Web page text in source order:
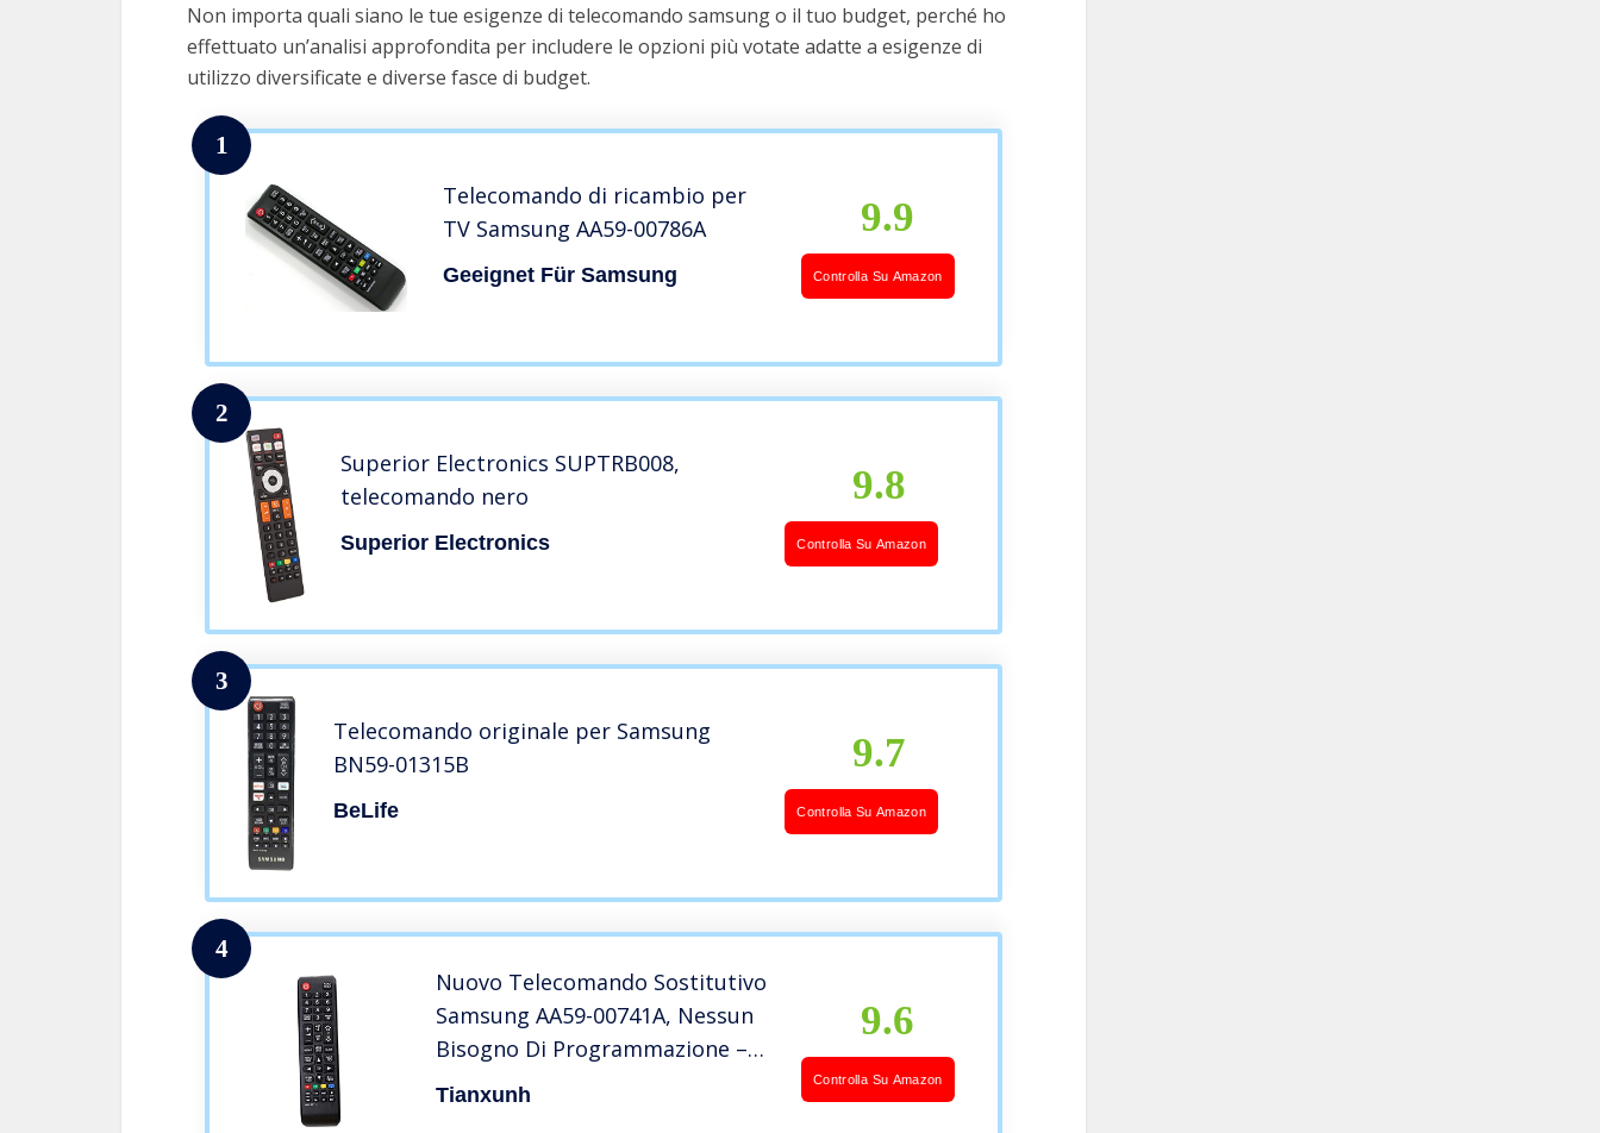
Non importa quali siano le tue esigenze di telecomando samsung o il tuo budget, perché ho
effettuato un’analisi approfondita per includere le opzioni più votate adatte a esigenze di
utilizzo diversificate e diverse fasce di budget.
1
Telecomando di ricambio per
TV Samsung AA59-00786A
Geeignet Für Samsung
9.9
Controlla Su Amazon
2
Superior Electronics SUPTRB008,
telecomando nero
Superior Electronics
9.8
Controlla Su Amazon
3
Telecomando originale per Samsung
BN59-01315B
BeLife
9.7
Controlla Su Amazon
4
Nuovo Telecomando Sostitutivo
Samsung AA59-00741A, Nessun
Bisogno Di Programmazione –
Fit HDTV TV LCD Al Plasma A LED
Tianxunh
9.6
Controlla Su Amazon